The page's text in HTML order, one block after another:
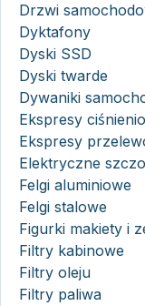
Drzwi
Dyktafony
Dyski SSD
Dyski twarde
Dywaniki
Ekspresy
Ekspresy
Elektryczne
Felgi aluminiowe
Felgi stalowe
Figurki makiety i
Filtry kabinowe
Filtry oleju
Filtry paliwa